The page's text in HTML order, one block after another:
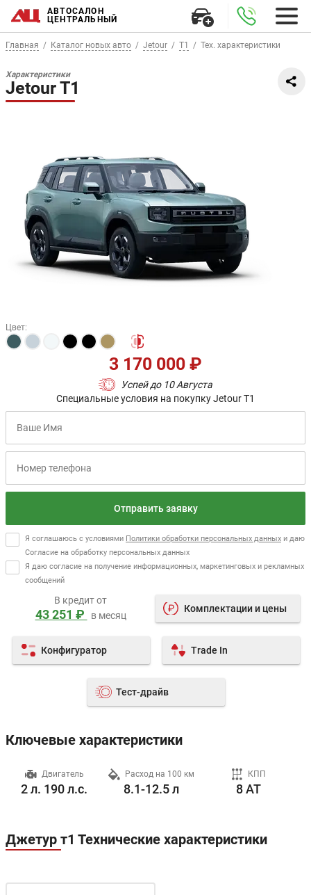
АВТОСАЛОН
ЦЕНТРАЛЬНЫЙ
Главная Каталог новых авто Jetour T1 Тех. характеристики
Характеристики
Jetour T1
Цвет:
Успей до 10 Августа
3 170 000 ₽
Специальные условия на покупку Jetour T1
Отправить заявку
Я соглашаюсь с условиями Политики обработки персональных данных и даю
Согласие на обработку персональных данных
Я даю согласие на получение информационных, маркетинговых и рекламных
сообщений
Комплектации и цены
Конфигуратор Trade In
Тест-драйв
В кредит от
43 251 ₽ в месяц
Ключевые характеристики
Двигатель
2 л. 190 л.с.
Расход на 100 км
8.1-12.5 л
КПП
8 AT
Джетур т1 Технические характеристики